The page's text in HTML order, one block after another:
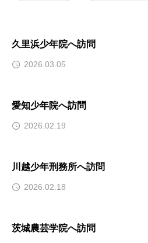
久里浜少年院へ訪問
2026.03.05
愛知少年院へ訪問
2026.02.19
川越少年刑務所へ訪問
2026.02.18
茨城農芸学院へ訪問